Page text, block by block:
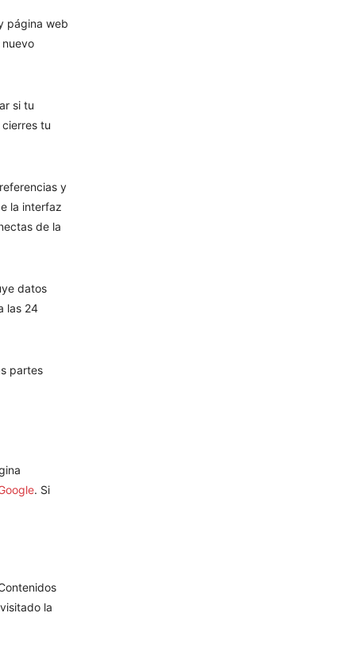
página web
si tu
tu
y
la interfaz
de la
datos
las 24
partes
. Si
la